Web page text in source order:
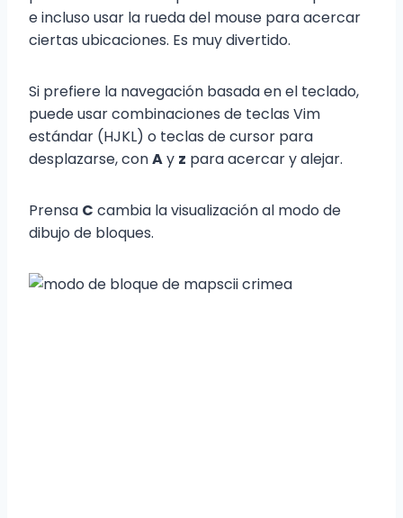
e incluso usar la rueda del mouse para acercar
ciertas ubicaciones. Es muy divertido.
Si prefiere la navegación basada en el teclado,
puede usar combinaciones de teclas Vim
estándar (HJKL) o teclas de cursor para
desplazarse, conAy z para acercar y alejar.
Prensa C cambia la visualización al modo de
dibujo de bloques.